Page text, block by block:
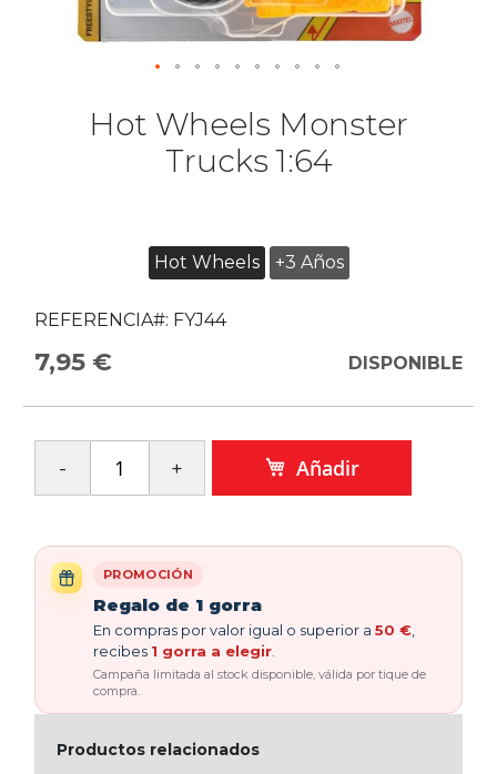
Hot Wheels Monster
Trucks 1:64
Hot Wheels +3 Años
REFERENCIA#: FYJ44
7,95 € DISPONIBLE
Añadir
PROMOCIÓN
Regalo de 1 gorra
En compras por valor igual o superior a 50 €
recibes 1 gorra a elegir
Campaña limitada al stock disponible, válida por tique de
compra.
Productos relacionados